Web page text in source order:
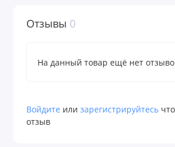
Отзывы 0
На данный товар ещё нет
Войдите или зарегистрируйтесь
отзыв